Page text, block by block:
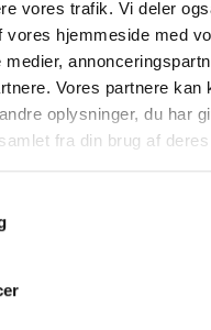
vores trafik. Vi deler
vores hjemmeside med
medier,
Vores partnere kan
oplysninger, du har
fra din brug af
kontrollér at
Wi-Fi netværk
prøver at opdatere
beskeden. Hvad
Failed vil blive vist
og Gateway er